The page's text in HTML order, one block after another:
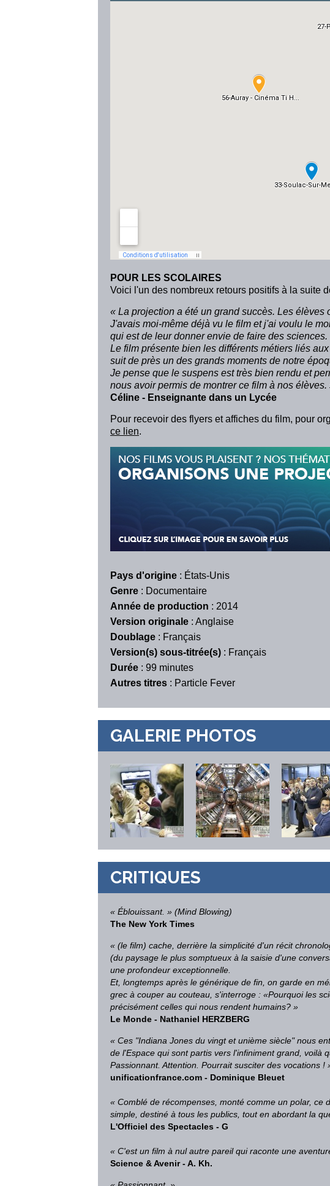
POUR LES SCOLAIRES
Voici l'un des nombreux retours positifs à la suite
« La projection a été un grand succès. Les
J'avais moi-même déjà vu le film et j'ai voulu le
qui est de leur donner envie de faire des sciences.
Le film présente bien les différents métiers liés
suit de près un des grands moments de notre
Je pense que le suspens est très bien rendu et
nous avoir permis de montrer ce film à nos élèves.
Céline - Enseignante dans un Lycée
Pour recevoir des flyers et affiches du film, pour
ce lien.
Pays d'origine : États-Unis
Genre : Documentaire
Année de production : 2014
Version originale : Anglaise
Doublage : Français
Version(s) sous-titrée(s) : Français
Durée : 99 minutes
Autres titres : Particle Fever
GALERIE PHOTOS
CRITIQUES
« Éblouissant. » (Mind Blowing)
The New York Times
« (le film) cache, derrière la simplicité d'un récit
(du paysage le plus somptueux à la saisie d'une
une profondeur exceptionnelle.
Et, longtemps après le générique de fin, on garde en
grec à couper au couteau, s'interroge : «Pourquoiles
précisémentcelles qui nous rendent humains? »
Le Monde - Nathaniel HERZBERG
« Ces "Indiana Jones du vingt et unième siècle" nous
de l'Espace qui sont partis vers l'infiniment grand, voilà
Passionnant. Attention. Pourrait susciter des vocations !
unificationfrance.com - Dominique Bleuet
« Comblé de récompenses, monté comme un polar,
simple, destiné à tous les publics, tout en abordant la
L'Officiel des Spectacles - G
« C'est un film à nul autre pareil qui raconte une
Science & Avenir - A. Kh.